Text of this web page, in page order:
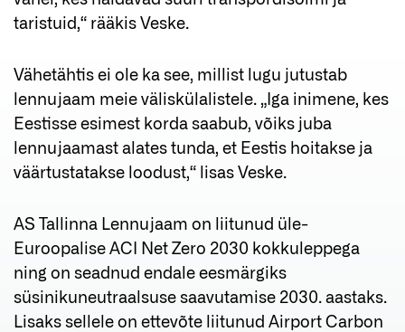
taristuid,“ rääkis Veske.
Vähetähtis ei ole ka see, millist lugu jutustab
lennujaam meie väliskülalistele. „Iga inimene, kes
Eestisse esimest korda saabub, võiks juba
lennujaamast alates tunda, et Eestis hoitakse ja
väärtustatakse loodust,“ lisas Veske.
AS Tallinna Lennujaam on liitunud üle-
Euroopalise ACI Net Zero 2030 kokkuleppega
ning on seadnud endale eesmärgiks
süsinikuneutraalsuse saavutamise 2030. aastaks.
Lisaks sellele on ettevõte liitunud Airport Carbon